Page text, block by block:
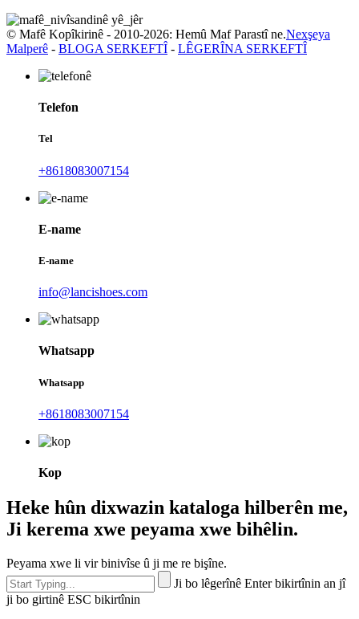
© Mafê Kopîkirinê - 2010-2026: Hemû Maf Parastî ne.Nexşeya
Malperê - BLOGA SERKEFTÎ - LÊGERÎNA SERKEFTÎ
Telefon
Tel
+8618083007154
E-name
E-name
info@lancishoes.com
Whatsapp
Whatsapp
+8618083007154
Kop
Heke hûn dixwazin kataloga hilberên me,
Ji kerema xwe peyama xwe bihêlin.
Peyama xwe li vir binivîse û ji me re bişîne.
Ji bo lêgerînê Enter bikirtînin an jî
ji bo girtinê ESC bikirtînin